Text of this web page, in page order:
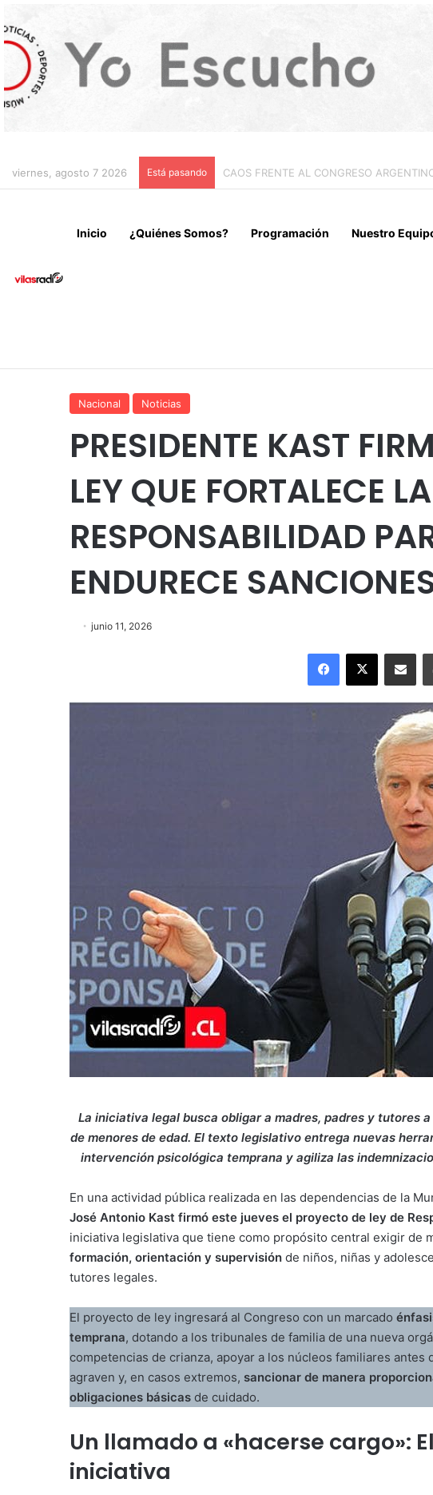
viernes, agosto 7 2026 Está pasando CHILE Y VENEZUELA OFICIALIZAN EL
Inicio ¿Quiénes Somos? Programación Nuestro
Nacional Noticias
PRESIDENTE KAST
LEY QUE FORTALECE LA
RESPONSABILIDAD
ENDURECE
junio 11, 2026
Facebook
X Enviar
La iniciativa legal busca obligar a madres, padres y tutores
de menores de edad. El texto legislativo entrega nuevas
intervención psicológica temprana y agiliza las
En una actividad pública realizada en las dependencias de la
José Antonio Kast firmó este jueves el proyecto de ley de
iniciativa legislativa que tiene como propósito central exigir de
formación, orientación y supervisión de niños, niñas y
tutores legales.
El proyecto de ley ingresará al Congreso con un marcado
temprana, dotando a los tribunales de familia de una nueva
competencias de crianza, apoyar a los núcleos familiares antes
agraven y, en casos extremos, sancionar de manera
obligaciones básicas de cuidado.
Un llamado a «hacerse cargo»:
iniciativa